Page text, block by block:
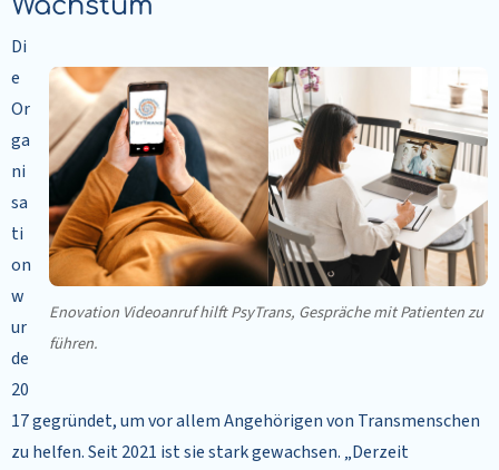
Wachstum
Enovation Videoanruf hilft PsyTrans, Gespräche mit Patienten zu
führen.
Di
e
Or
ga
ni
sa
ti
on
w
ur
de
20
17 gegründet, um vor allem Angehörigen von Transmenschen
zu helfen. Seit 2021 ist sie stark gewachsen. „Derzeit